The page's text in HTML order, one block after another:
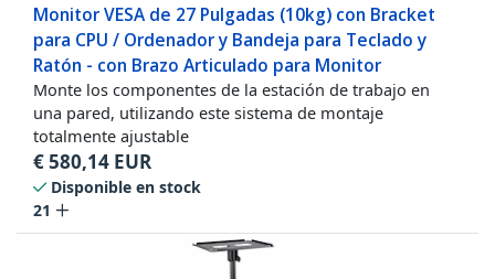
Monitor VESA de 27 Pulgadas (10kg) con Bracket
para CPU / Ordenador y Bandeja para Teclado y
Ratón - con Brazo Articulado para Monitor
Monte los componentes de la estación de trabajo en
una pared, utilizando este sistema de montaje
totalmente ajustable
€580,14 EUR
Disponible en stock
21